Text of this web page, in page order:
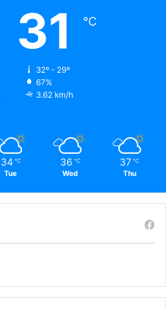
31 ℃
32º - 29º
67%
3.62 km/h
34 ℃
Tue
36 ℃
Wed
37 ℃
Thu